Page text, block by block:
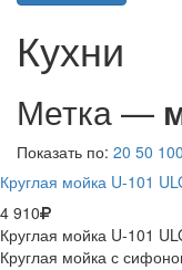
Кухни
Метка —
Показать по: 20 50 100
Круглая мойка U-101
4 910
Круглая мойка U-101
Круглая мойка с